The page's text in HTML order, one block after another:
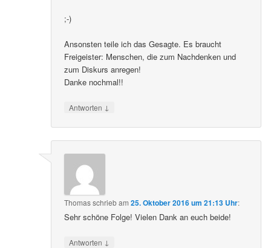
;-)
Ansonsten teile ich das Gesagte. Es braucht
Freigeister: Menschen, die zum Nachdenken und
zum Diskurs anregen!
Danke nochmal!!
Antworten ↓
Thomasschriebam25. Oktober 2016 um 21:13 Uhr:
Sehr schöne Folge! Vielen Dank an euch beide!
Antworten ↓